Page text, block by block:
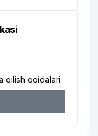
qilish qoidalari